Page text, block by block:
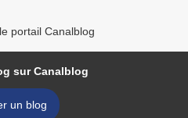
portail Canalblog
sur Canalblog
un blog